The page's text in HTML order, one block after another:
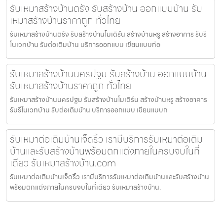
รับเหมาสร้างบ้านตรัง รับสร้างบ้าน ออกแบบบ้าน รับ
เหมาสร้างบ้านราคาถูก ทั่วไทย
รับเหมาสร้างบ้านตรัง รับสร้างบ้านโมเดิร์น สร้างบ้านหรู สร้างอาคาร รับรี
โนเวทบ้าน รับต่อเติมบ้าน บริการออกแบบ เขียนแบบก่อ
รับเหมาสร้างบ้านนครปฐม รับสร้างบ้าน ออกแบบบ้าน
รับเหมาสร้างบ้านราคาถูก ทั่วไทย
รับเหมาสร้างบ้านนครปฐม รับสร้างบ้านโมเดิร์น สร้างบ้านหรู สร้างอาคาร
รับรีโนเวทบ้าน รับต่อเติมบ้าน บริการออกแบบ เขียนแบบก
รับเหมาต่อเติมบ้านเจ็ดริ้ว เรามีบริการรับเหมาต่อเติม
บ้านและรับสร้างบ้านพร้อมตกแต่งภายในครบจบในที่
เดียว รับเหมาสร้างบ้าน.com
รับเหมาต่อเติมบ้านเจ็ดริ้ว เรามีบริการรับเหมาต่อเติมบ้านและรับสร้างบ้าน
พร้อมตกแต่งภายในครบจบในที่เดียว รับเหมาสร้างบ้าน.